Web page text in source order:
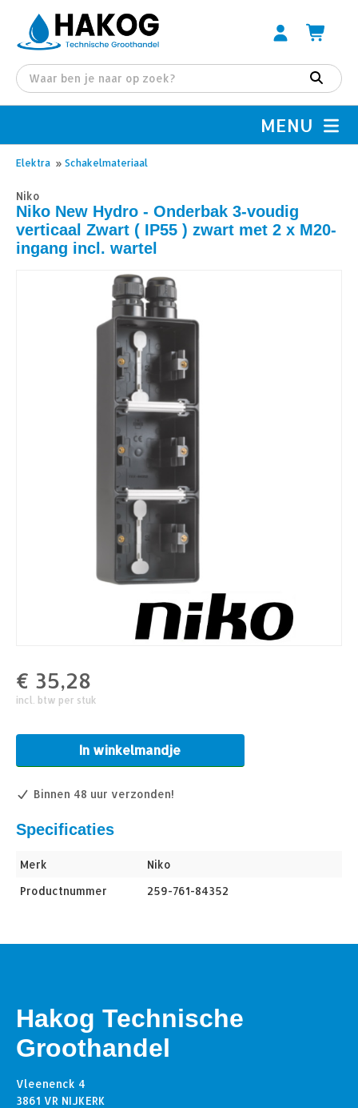
MENU
Elektra » Schakelmateriaal
Niko
Niko New Hydro - Onderbak 3-voudig
verticaal Zwart ( IP55 ) zwart met 2 x M20-
ingang incl. wartel
€ 35,28
incl. btw per stuk
In winkelmandje
Binnen 48 uur verzonden!
Specificaties
Merk
Niko
Productnummer
259-761-84352
Hakog Technische
Groothandel
Vleenenck 4
3861 VR NIJKERK